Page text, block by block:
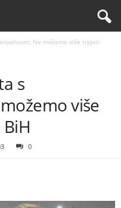
Ne možemo više trpjeti
s
više
0